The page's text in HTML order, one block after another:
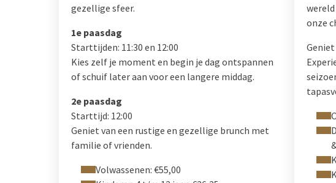
gezellige sfeer.
1e paasdag
Starttijden: 11:30 en 12:00
Kies zelf je moment en begin je dag ontspannen
of schuif later aan voor een langere middag.
2e paasdag
Starttijd: 12:00
Geniet van een rustige en gezellige brunch met
familie of vrienden.
Volwassenen: €55,00
onze